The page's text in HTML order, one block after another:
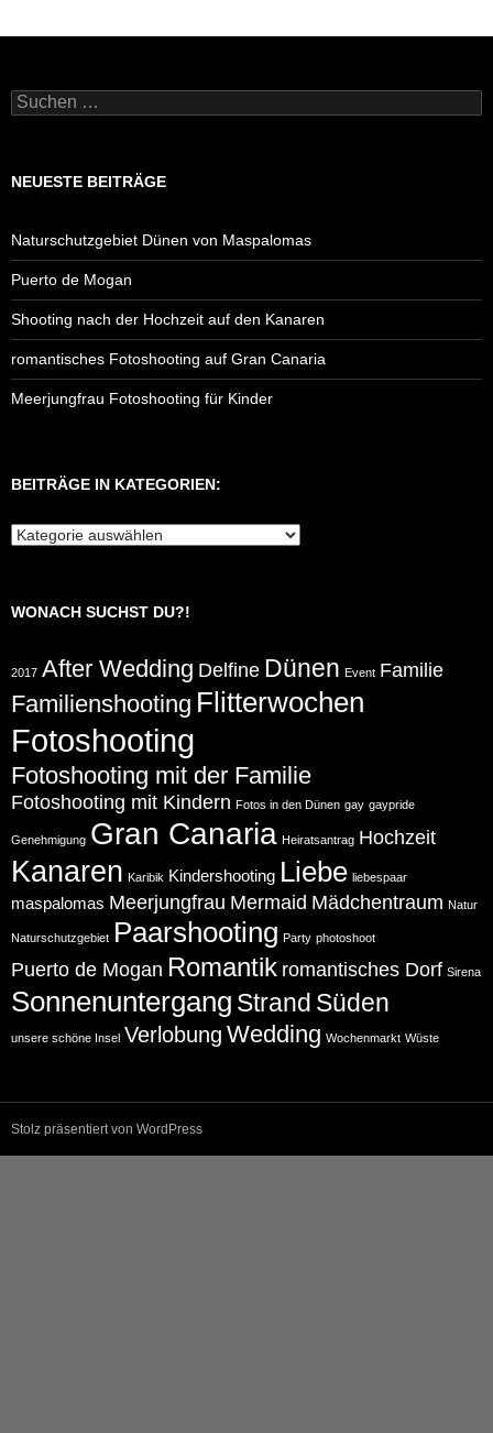
Suchen
nach:
NEUESTE BEITRÄGE
Naturschutzgebiet Dünen von Maspalomas
Puerto de Mogan
Shooting nach der Hochzeit auf den Kanaren
romantisches Fotoshooting auf Gran Canaria
Meerjungfrau Fotoshooting für Kinder
BEITRÄGE IN KATEGORIEN:
Beiträge
WONACH SUCHST DU?!
2017 After Wedding Delfine Dünen Event Familie
Familienshooting Flitterwochen
Fotoshooting
Fotoshooting mit der Familie
Fotoshooting mit Kindern Fotos in den Dünen gay gaypride
Genehmigung Gran Canaria Heiratsantrag Hochzeit
Kanaren Karibik Kindershooting Liebe liebespaar
maspalomas Meerjungfrau Mermaid Mädchentraum Natur
Naturschutzgebiet Paarshooting Party photoshoot
Puerto de Mogan Romantik romantisches Dorf Sirena
Sonnenuntergang Strand Süden
unsere schöne Insel Verlobung Wedding Wochenmarkt Wüste
Stolz präsentiert von WordPress